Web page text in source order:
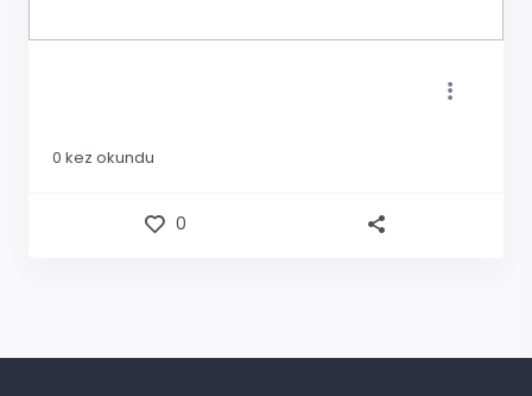
0 kez okundu
0